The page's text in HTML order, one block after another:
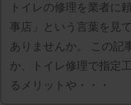
トイレの修理を業者に
事店」という言葉を見
ありませんか。 この記
か、トイレ修理で指定
るメリットや・・・